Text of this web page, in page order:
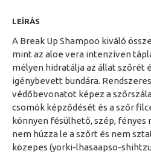
LEÍRÁS
A Break Up Shampoo kiváló
mint az aloe vera intenzíven
mélyen hidratálja az állat szőrét
igénybevett bundára.
védőbevonatot képez a
csomók képződését és a szőr
könnyen fésülhető, szép, fényes
nem húzza le a szőrt és nem
közepes (yorki-lhasaapso-